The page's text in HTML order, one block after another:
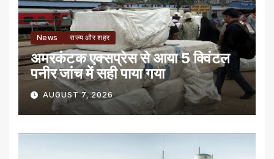
News राज्य और शहर
अमरकंटक एक्सप्रेस से आया 5 क्विंटल
पनीर जांच में सही पाया गया
AUGUST 7, 2026